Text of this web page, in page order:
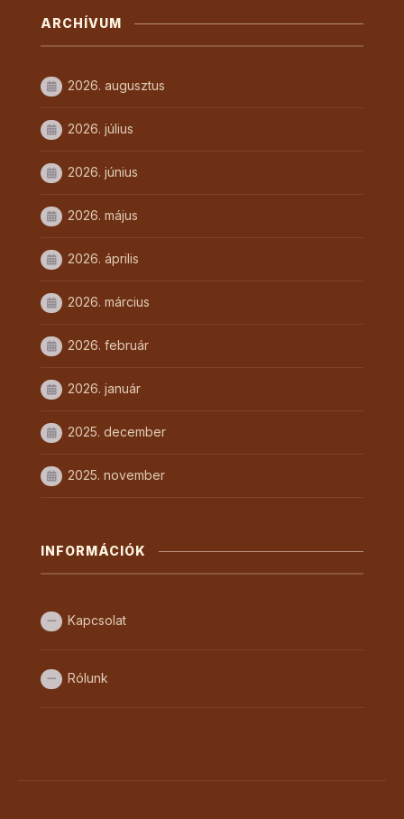
ARCHÍVUM
2026. augusztus
2026. július
2026. június
2026. május
2026. április
2026. március
2026. február
2026. január
2025. december
2025. november
INFORMÁCIÓK
Kapcsolat
Rólunk